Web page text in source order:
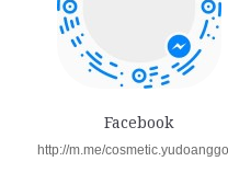
Facebook
http://m.me/